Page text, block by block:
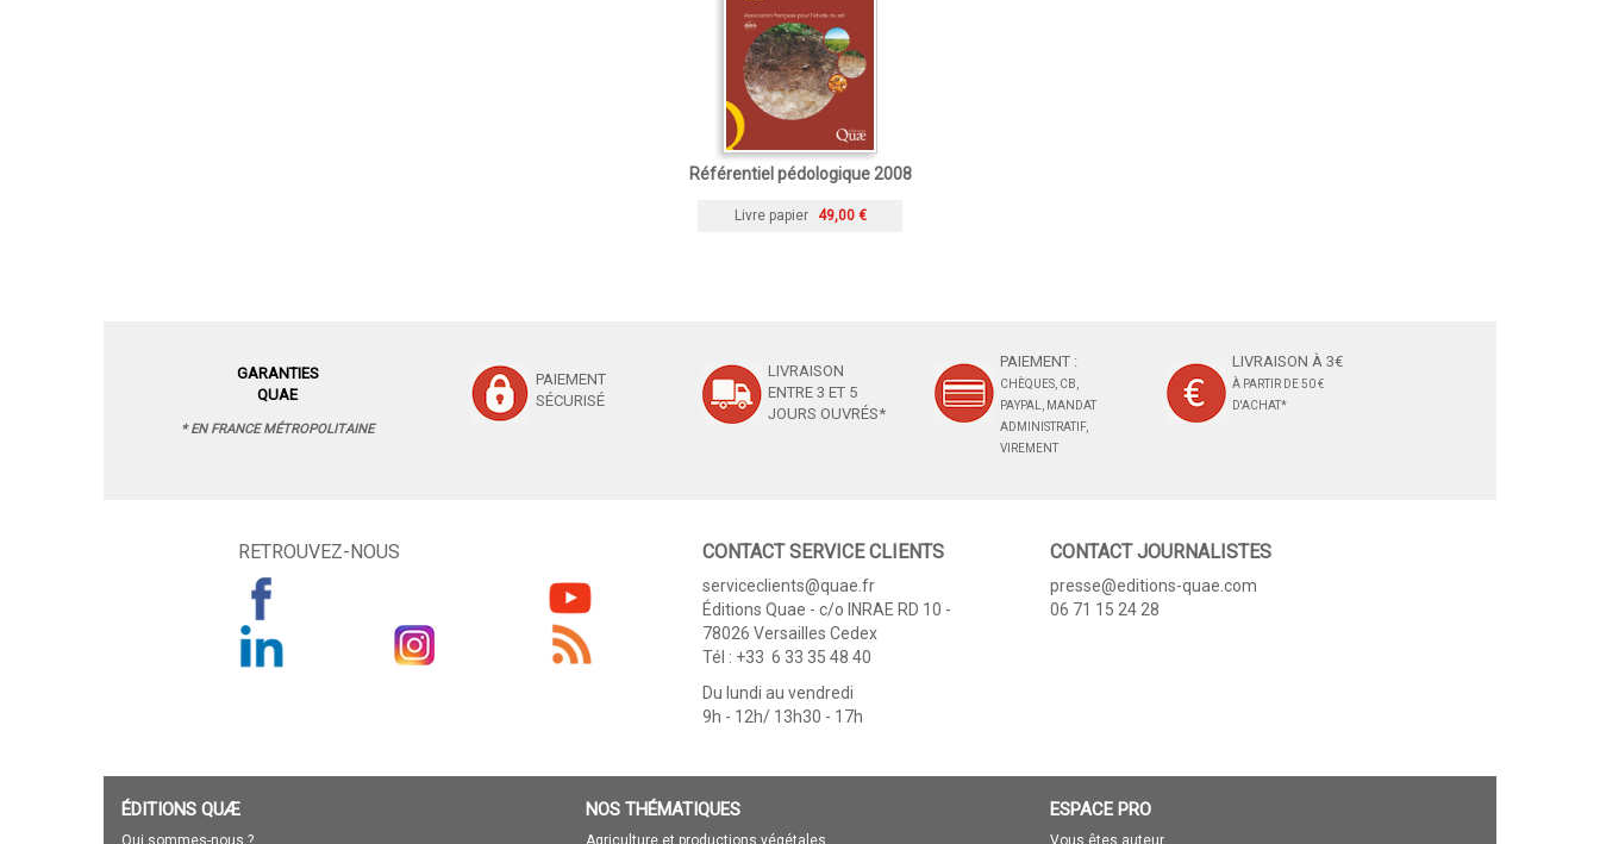
Référentiel pédologique 2008
Livre papier 49,00 €
GARANTIES
QUAE
* EN FRANCE MÉTROPOLITAINE
PAIEMENT
SÉCURISÉ
LIVRAISON
ENTRE 3 ET 5
JOURS OUVRÉS*
PAIEMENT :
CHÈQUES, CB,
PAYPAL, MANDAT
ADMINISTRATIF,
VIREMENT
LIVRAISON À 3€
À PARTIR DE 50 €
D'ACHAT*
RETROUVEZ-NOUS CONTACT SERVICE CLIENTS
serviceclients@quae.fr
Éditions Quae - c/o INRAE RD 10 -
78026 Versailles Cedex
Tél : +33 6 33 35 48 40
Du lundi au vendredi
9h - 12h/ 13h30 - 17h
CONTACT JOURNALISTES
presse@editions-quae.com
06 71 15 24 28
ÉDITIONS QUÆ
Qui sommes-nous ?
NOS THÉMATIQUES
Agriculture et productions végétales
ESPACE PRO
Vous êtes auteur